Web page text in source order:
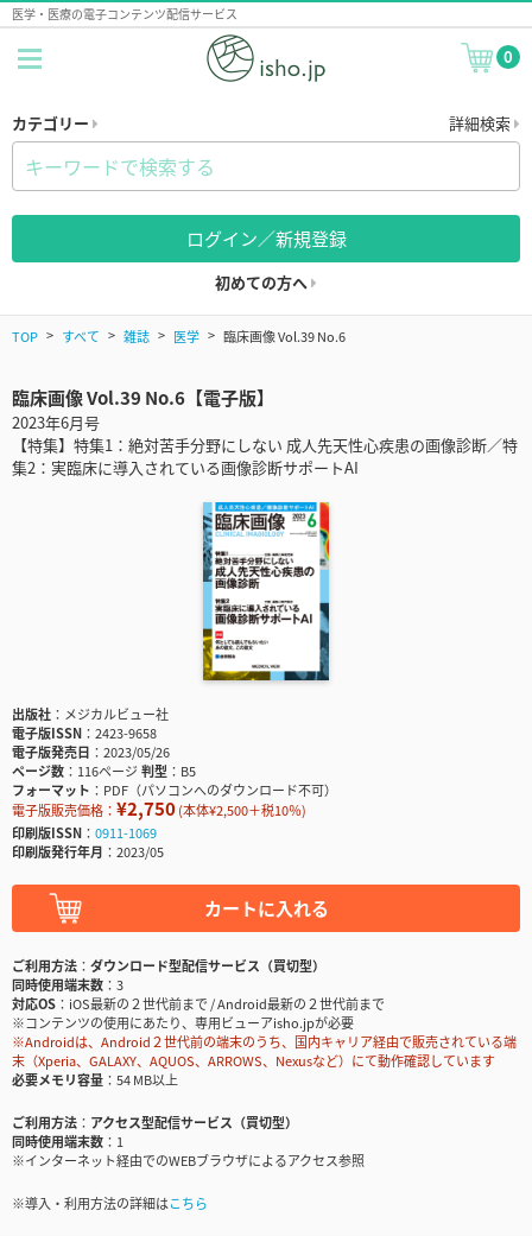
医学・医療の電子コンテンツ配信サービス
0
カテゴリー 詳細検索
ログイン／新規登録
初めての方へ
TOP すべて 雑誌 医学 臨床画像 Vol.39 No.6
臨床画像 Vol.39 No.6【電子版】
2023年6月号
【特集】特集1：絶対苦手分野にしない 成人先天性心疾患の画像診断／特
集2：実臨床に導入されている画像診断サポートAI
出版社
メジカルビュー社
電子版ISSN
2423-9658
電子版発売日
2023/05/26
ページ数
116ページ判型
B5
フォーマット
PDF（パソコンへのダウンロード不可）
電子版販売価格： ¥2,750(本体¥2,500＋税10％)
印刷版ISSN
0911-1069
印刷版発行年月
2023/05
カートに入れる
ご利用方法
ダウンロード型配信サービス（買切型）
同時使用端末数
3
対応OS
iOS最新の２世代前まで / Android最新の２世代前まで
※コンテンツの使用にあたり、専用ビューアisho.jpが必要
※Androidは、Android２世代前の端末のうち、国内キャリア経由で販売されている端
末（Xperia、GALAXY、AQUOS、ARROWS、Nexusなど）にて動作確認しています
必要メモリ容量
54 MB以上
ご利用方法
アクセス型配信サービス（買切型）
同時使用端末数
1
※インターネット経由でのWEBブラウザによるアクセス参照
※導入・利用方法の詳細はこちら